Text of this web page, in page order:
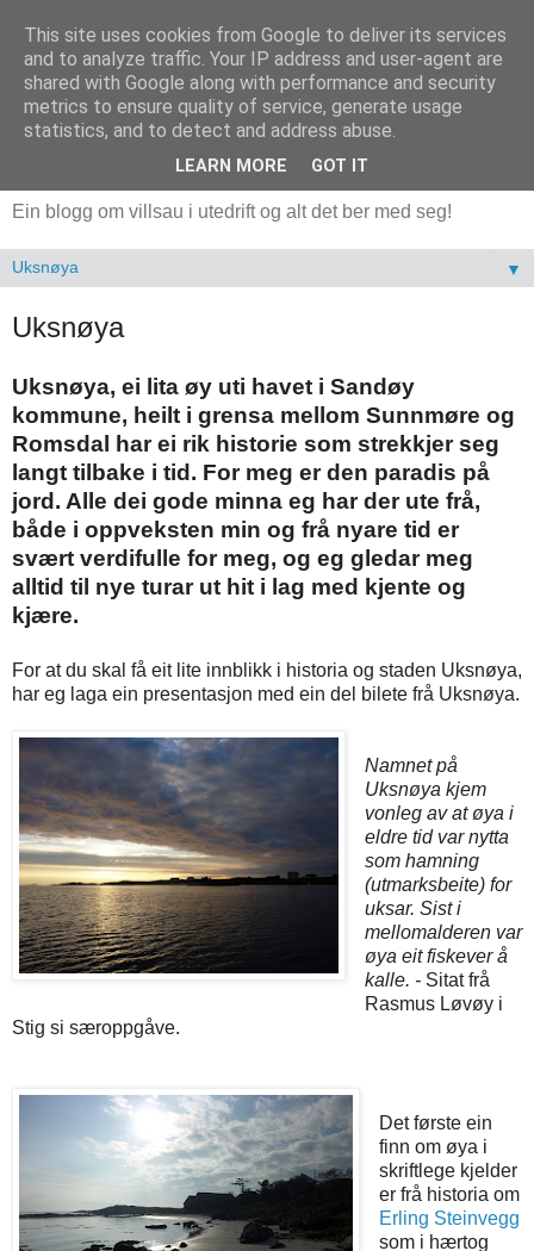
Ein blogg om villsau i utedrift og alt det ber med seg!
▼
Uksnøya
Uksnøya, ei lita øy uti havet i Sandøy
kommune, heilt i grensa mellom Sunnmøre og
Romsdal har ei rik historie som strekkjer seg
langt tilbake i tid. For meg er den paradis på
jord. Alle dei gode minna eg har der ute frå,
både i oppveksten min og frå nyare tid er
svært verdifulle for meg, og eg gledar meg
alltid til nye turar ut hit i lag med kjente og
kjære.
For at du skal få eit lite innblikk i historia og staden Uksnøya,
har eg laga ein presentasjon med ein del bilete frå Uksnøya.
Namnet på
Uksnøya kjem
vonleg av at øya i
eldre tid var nytta
som hamning
(utmarksbeite) for
uksar. Sist i
mellomalderen var
øya eit fiskever å
kalle. - Sitat frå
Rasmus Løvøy i
Stig si særoppgåve.
Det første ein
finn om øya i
skriftlege kjelder
er frå historia om
Erling Steinvegg
som i hærtog
This site uses cookies from Google to deliver its services
and to analyze traffic. Your IP address and user-agent are
shared with Google along with performance and security
metrics to ensure quality of service, generate usage
statistics, and to detect and address abuse.
LEARN MORE GOT IT